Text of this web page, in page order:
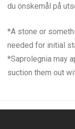
du önskemål på
*A stone or
needed for initial
*Saprolegnia may
suction them out